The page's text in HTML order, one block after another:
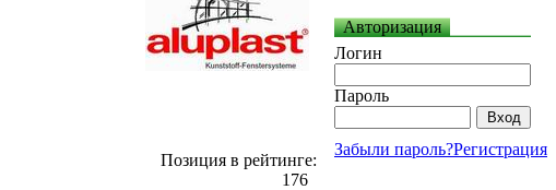
Позиция в рейтинге:
176
Авторизация
Логин
Пароль
Забыли пароль?Регистрация